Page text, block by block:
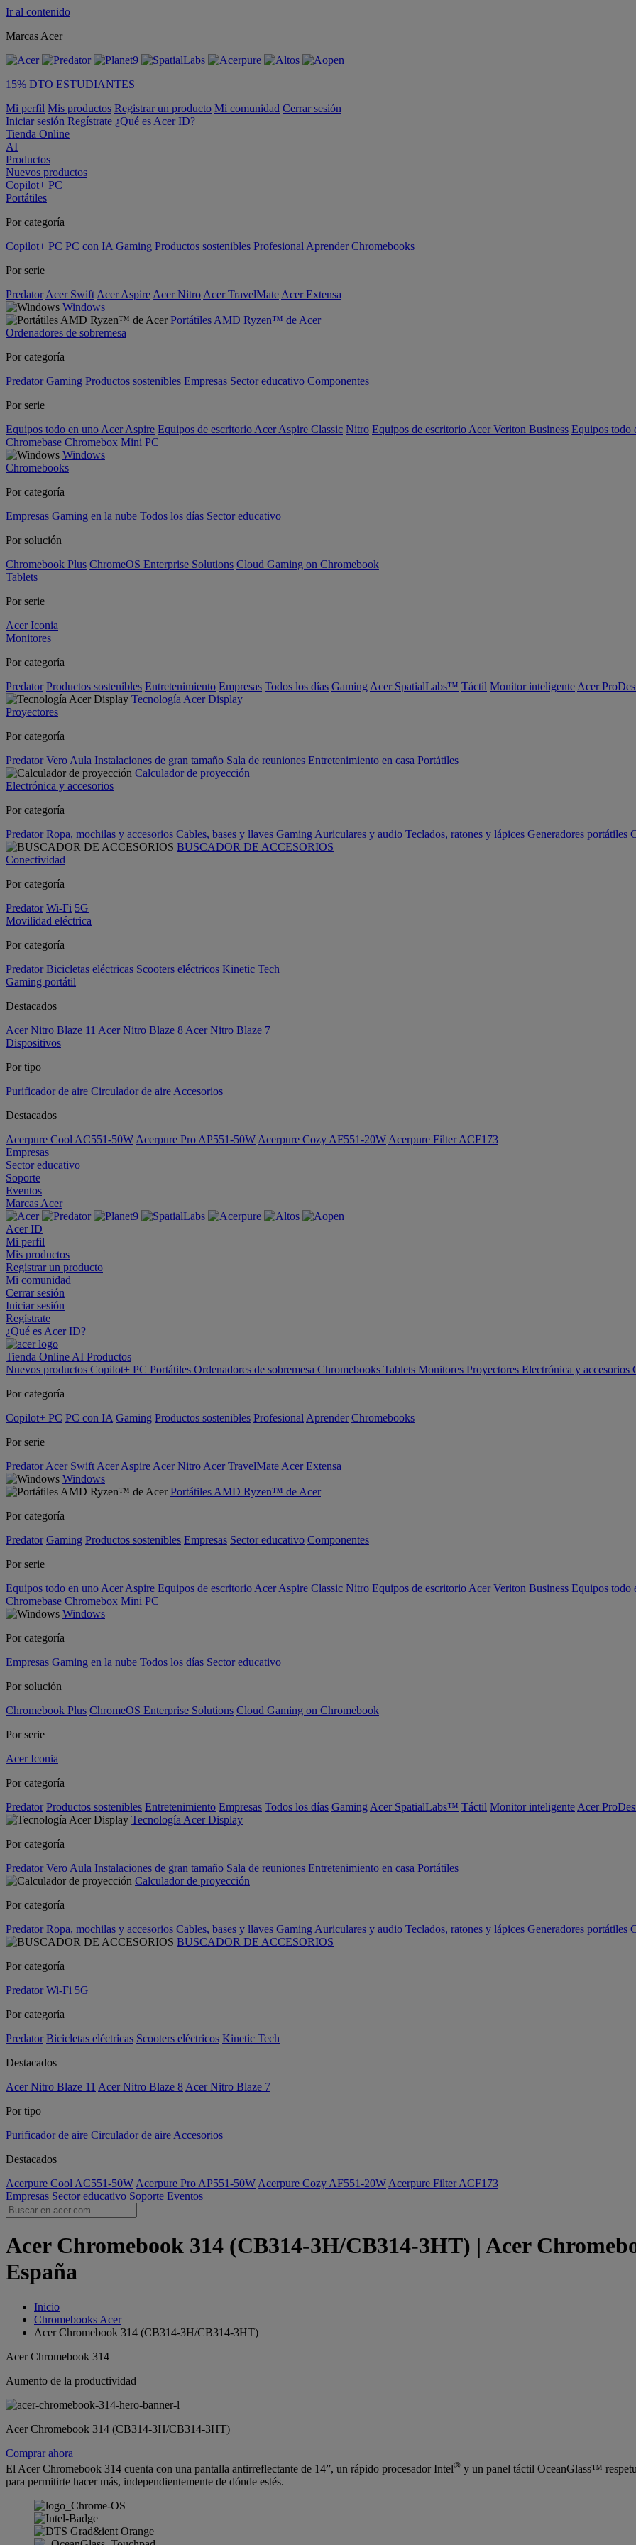
Ir al contenido
Marcas Acer
15% DTO ESTUDIANTES
Mi perfil Mis productos Registrar un producto Mi comunidad Cerrar sesión
Iniciar sesión Regístrate ¿Qué es Acer ID?
Tienda Online
AI
Productos
Nuevos productos
Copilot+ PC
Portátiles
Por categoría
Copilot+ PC PC con IA Gaming Productos sostenibles Profesional Aprender Chromebooks
Por serie
Predator Acer Swift Acer Aspire Acer Nitro Acer TravelMate Acer Extensa
Windows
Portátiles AMD Ryzen™ de Acer
Ordenadores de sobremesa
Por categoría
Predator Gaming Productos sostenibles Empresas Sector educativo Componentes
Por serie
Equipos todo en uno Acer Aspire Equipos de escritorio Acer Aspire Classic Nitro Equipos de escritorio Acer Veriton Business Equipos todo
Chromebase Chromebox Mini PC
Windows
Chromebooks
Por categoría
Empresas Gaming en la nube Todos los días Sector educativo
Por solución
Chromebook Plus ChromeOS Enterprise Solutions Cloud Gaming on Chromebook
Tablets
Por serie
Acer Iconia
Monitores
Por categoría
Predator Productos sostenibles Entretenimiento Empresas Todos los días Gaming Acer SpatialLabs™ Táctil Monitor inteligente Acer
Tecnología Acer Display
Proyectores
Por categoría
Predator Vero Aula Instalaciones de gran tamaño Sala de reuniones Entretenimiento en casa Portátiles
Calculador de proyección
Electrónica y accesorios
Por categoría
Predator Ropa, mochilas y accesorios Cables, bases y llaves Gaming Auriculares y audio Teclados, ratones y lápices Generadores portátiles
BUSCADOR DE ACCESORIOS
Conectividad
Por categoría
Predator Wi-Fi 5G
Movilidad eléctrica
Por categoría
Predator Bicicletas eléctricas Scooters eléctricos Kinetic Tech
Gaming portátil
Destacados
Acer Nitro Blaze 11 Acer Nitro Blaze 8 Acer Nitro Blaze 7
Dispositivos
Por tipo
Purificador de aire Circulador de aire Accesorios
Destacados
Acerpure Cool AC551-50W Acerpure Pro AP551-50W Acerpure Cozy AF551-20W Acerpure Filter ACF173
Empresas
Sector educativo
Soporte
Eventos
Marcas Acer
Acer ID
Mi perfil
Mis productos
Registrar un producto
Mi comunidad
Cerrar sesión
Iniciar sesión
Regístrate
¿Qué es Acer ID?
Tienda Online AI Productos
Nuevos productos Copilot+ PC Portátiles Ordenadores de sobremesa Chromebooks Tablets Monitores Proyectores Electrónica y accesorios
Por categoría
Copilot+ PC PC con IA Gaming Productos sostenibles Profesional Aprender Chromebooks
Por serie
Predator Acer Swift Acer Aspire Acer Nitro Acer TravelMate Acer Extensa
Windows
Portátiles AMD Ryzen™ de Acer
Por categoría
Predator Gaming Productos sostenibles Empresas Sector educativo Componentes
Por serie
Equipos todo en uno Acer Aspire Equipos de escritorio Acer Aspire Classic Nitro Equipos de escritorio Acer Veriton Business Equipos todo
Chromebase Chromebox Mini PC
Windows
Por categoría
Empresas Gaming en la nube Todos los días Sector educativo
Por solución
Chromebook Plus ChromeOS Enterprise Solutions Cloud Gaming on Chromebook
Por serie
Acer Iconia
Por categoría
Predator Productos sostenibles Entretenimiento Empresas Todos los días Gaming Acer SpatialLabs™ Táctil Monitor inteligente Acer
Tecnología Acer Display
Por categoría
Predator Vero Aula Instalaciones de gran tamaño Sala de reuniones Entretenimiento en casa Portátiles
Calculador de proyección
Por categoría
Predator Ropa, mochilas y accesorios Cables, bases y llaves Gaming Auriculares y audio Teclados, ratones y lápices Generadores portátiles
BUSCADOR DE ACCESORIOS
Por categoría
Predator Wi-Fi 5G
Por categoría
Predator Bicicletas eléctricas Scooters eléctricos Kinetic Tech
Destacados
Acer Nitro Blaze 11 Acer Nitro Blaze 8 Acer Nitro Blaze 7
Por tipo
Purificador de aire Circulador de aire Accesorios
Destacados
Acerpure Cool AC551-50W Acerpure Pro AP551-50W Acerpure Cozy AF551-20W Acerpure Filter ACF173
Empresas Sector educativo Soporte Eventos
Acer Chromebook 314 (CB314-3H/CB314-3HT) | Acer
España
Inicio
Chromebooks Acer
Acer Chromebook 314 (CB314-3H/CB314-3HT)
Acer Chromebook 314
Aumento de la productividad
Acer Chromebook 314 (CB314-3H/CB314-3HT)
Comprar ahora
El Acer Chromebook 314 cuenta con una pantalla antirreflectante de 14”, un rápido procesador Intel® y un panel táctil OceanGlass™
para permitirte hacer más, independientemente de dónde estés.